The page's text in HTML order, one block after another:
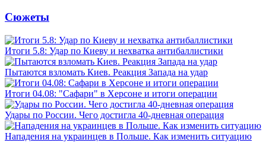
Сюжеты
Итоги 5.8: Удар по Киеву и нехватка антибаллистики
Пытаются взломать Киев. Реакция Запада на удар
Итоги 04.08: "Сафари" в Херсоне и итоги операции
Удары по России. Чего достигла 40-дневная операция
Нападения на украинцев в Польше. Как изменить ситуацию